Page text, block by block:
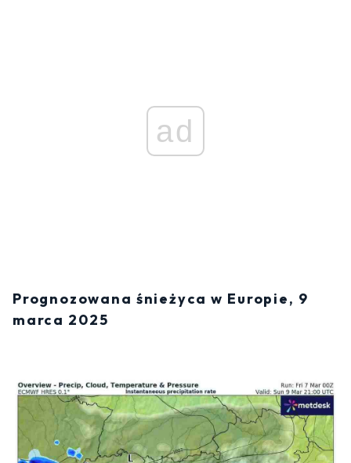
ad
Prognozowana śnieżyca w Europie, 9
marca 2025